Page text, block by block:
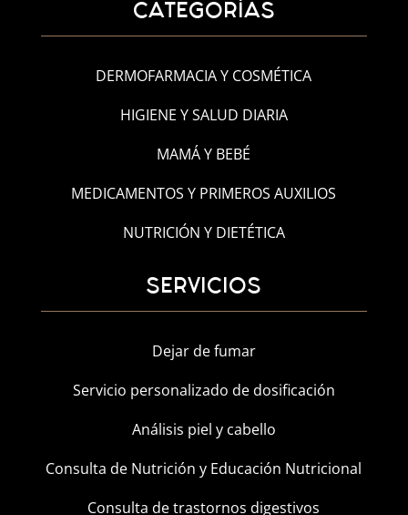
CATEGORÍAS
DERMOFARMACIA Y COSMÉTICA
HIGIENE Y SALUD DIARIA
MAMÁ Y BEBÉ
MEDICAMENTOS Y PRIMEROS AUXILIOS
NUTRICIÓN Y DIETÉTICA
SERVICIOS
Dejar de fumar
Servicio personalizado de dosificación
Análisis piel y cabello
Consulta de Nutrición y Educación Nutricional
Consulta de trastornos digestivos